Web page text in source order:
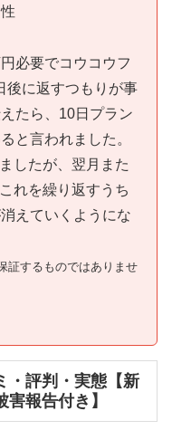
必要でコウコウフ
後に返すつもりが事
たら、10日プラン
と言われました。
したが、翌月また
れを繰り返すうち
えていくようにな
証するものではありませ
・評判・実態【新
報告付き】